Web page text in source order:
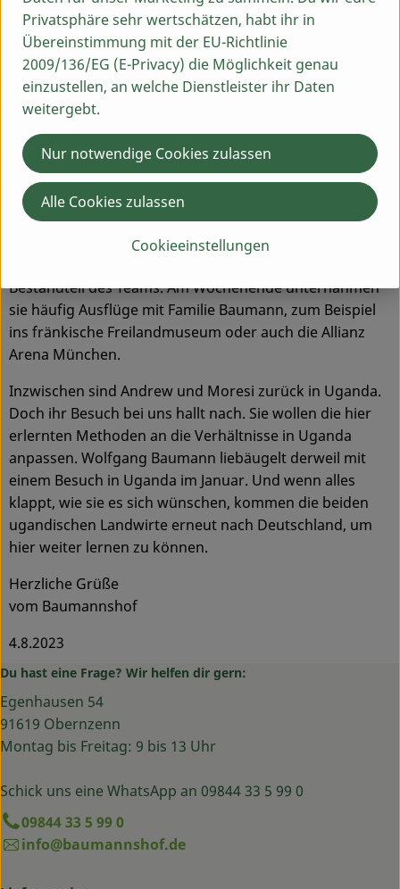
Und es gab noch einen Punkt, der ganz anders ist als in
ihrer Heimat: die Temperaturen. Denn diese sanken in
der Zeit, in der sie bei uns waren, anfangs auf bis zu
minus 6 Grad und Andrew und Moresi brauchten erst
mal dicke Jacken und Handschuhe.
Andrew und Moresi kamen über ein
Austauschprogramm, das die Schorlemer Stiftung des
Deutschen Bauernverbandes, organisiert, zu uns.
Neben der Landwirtschaft halfen sie auch beim Packen
und Ausliefern der Ökokisten und erlebten so alle
Bestandteil des Teams. Am Wochenende unternahmen
sie häufig Ausflüge mit Familie Baumann, zum Beispiel
ins fränkische Freilandmuseum oder auch die Allianz
Arena München.
Inzwischen sind Andrew und Moresi zurück in Uganda.
Doch ihr Besuch bei uns hallt nach. Sie wollen die hier
erlernten Methoden an die Verhältnisse in Uganda
anpassen. Wolfgang Baumann liebäugelt derweil mit
einem Besuch in Uganda im Januar. Und wenn alles
klappt, wie sie es sich wünschen, kommen die beiden
ugandischen Landwirte erneut nach Deutschland, um
hier weiter lernen zu können.
Herzliche Grüße
vom Baumannshof
4.8.2023
Du hast eine Frage? Wir helfen dir gern:
Egenhausen 54
91619 Obernzenn
Montag bis Freitag: 9 bis 13 Uhr
Schick uns eine WhatsApp an 09844 33 5 99 0
09844 33 5 99 0
info@baumannshof.de
Privatsphäre sehr wertschätzen, habt ihr in
Übereinstimmung mit der EU-Richtlinie
2009/136/EG (E-Privacy) die Möglichkeit genau
einzustellen, an welche Dienstleister ihr Daten
weitergebt.
Cookieeinstellungen
Nur notwendige Cookies zulassen
Alle Cookies zulassen